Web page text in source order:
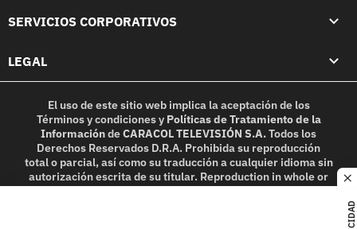
SERVICIOS CORPORATIVOS
LEGAL
El uso de este sitio web implica la aceptación de los
Términos y condicionesy Políticas de Tratamiento de la
InformacióndeCARACOL TELEVISIÓN S.A.Todos los
Derechos Reservados D.R.A. Prohibida su reproducción
total o parcial, así como su traducción a cualquier idioma sin
autorización escrita de su titular. Reproduction in whole or
in part, or translation without written permission is